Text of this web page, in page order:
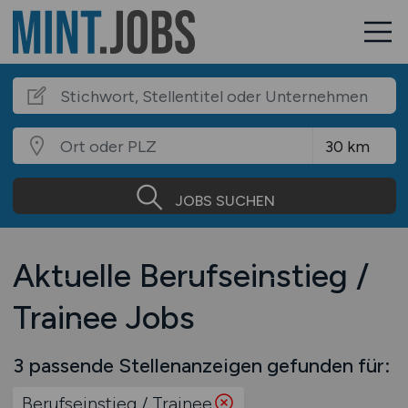
JOBS SUCHEN
Aktuelle Berufseinstieg /
Trainee Jobs
3 passende Stellenanzeigen gefunden für:
Berufseinstieg / Trainee